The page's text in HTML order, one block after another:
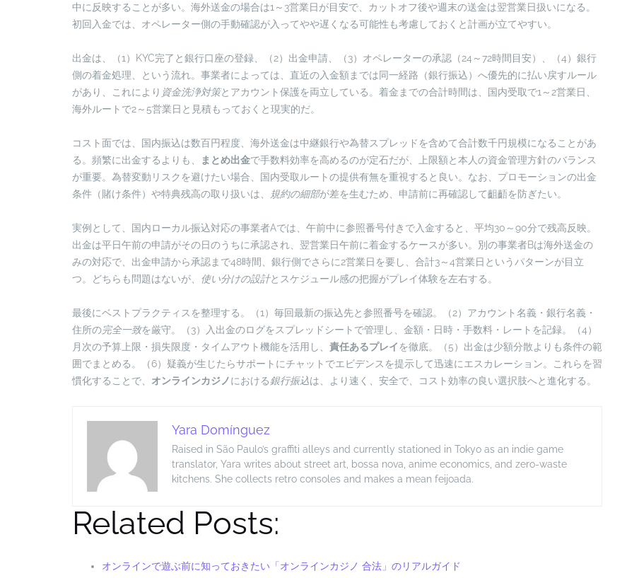
中に反映することが多い。海外送金の場合は1～3営業日が目安で、カットオフ後や週末の送金は翌営業日扱いになる。
初回入金では、オペレーター側の手動確認が入ってやや遅くなる可能性も考慮しておくと計画が立てやすい。
出金は、（1）KYC完了と銀行口座の登録、（2）出金申請、（3）オペレーターの承認（24～72時間目安）、（4）銀行
側の着金処理、という流れ。事業者によっては、直近の入金額までは同一経路（銀行振込）へ優先的に払い戻すルール
があり、これにより 資金洗浄対策とアカウント保護を両立している。着金までの合計時間は、国内受取で1～2営業日、
海外ルートで2～5営業日と見積もっておくと現実的だ。
コスト面では、国内振込は数百円程度、海外送金は中継銀行や為替スプレッドを含めて合計数千円規模になることがあ
る。頻繁に出金するよりも、
まとめ出金で手数料効率を高めるのが定石だが、上限額と本人の資金管理方針のバランス
が重要。為替変動リスクを避けたい場合、国内受取ルートの提供有無を重視すると良い。なお、プロモーションの出金
条件（賭け条件）や特典残高の取り扱いは、
規約の細部が差を生むため、申請前に再確認して齟齬を防ぎたい。
実例として、国内ローカル振込対応の事業者Aでは、午前中に参照番号付きで入金すると、平均30～90分で残高反映。
出金は平日午前の申請がその日のうちに承認され、翌営業日午前に着金するケースが多い。別の事業者Bは海外送金の
みの対応で、出金申請から承認まで48時間、銀行側でさらに2営業日を要し、合計3～4営業日というパターンが目立
つ。どちらも問題はないが、 使い分けの設計とスケジュール感の把握がプレイ体験を左右する。
最後にベストプラクティスを整理する。（1）毎回最新の振込先と参照番号を確認。（2）アカウント名義・銀行名義・
住所の完全一致を厳守。（3）入出金のログをスプレッドシートで管理し、金額・日時・手数料・レートを記録。（4）
月次の予算上限・損失限度・タイムアウト機能を活用し、 責任あるプレイ を徹底。（5）出金は少額分散よりも条件の範
囲でまとめる。（6）疑義が生じたらサポートにチャットでエビデンスを提示して迅速にエスカレーション。これらを習
慣化することで、 オンラインカジノにおける銀行振込は、より速く、安全で、コスト効率の良い選択肢へと進化する。
Yara Domínguez
Raised in São Paulo’s graffiti alleys and currently stationed in Tokyo as an indie game
translator, Yara writes about street art, bossa nova, anime economics, and zero-waste
kitchens. She collects retro consoles and makes a mean feijoada.
Related Posts:
オンラインで遊ぶ前に知っておきたい「オンラインカジノ 合法」のリアルガイド